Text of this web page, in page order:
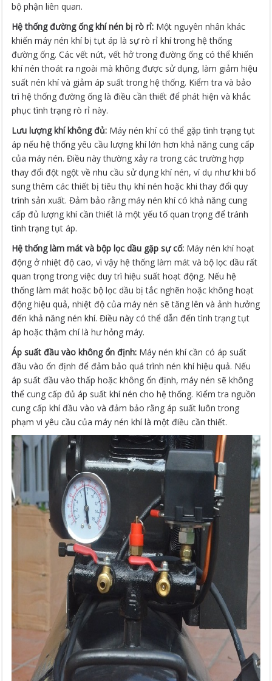
bộ phận liên quan.
Hệ thống đường ống khí nén bị rò rỉ: Một nguyên nhân khác
khiến máy nén khí bị tụt áp là sự rò rỉ khí trong hệ thống
đường ống. Các vết nứt, vết hở trong đường ống có thể khiến
khí nén thoát ra ngoài mà không được sử dụng, làm giảm hiệu
suất nén khí và giảm áp suất trong hệ thống. Kiểm tra và bảo
trì hệ thống đường ống là điều cần thiết để phát hiện và khắc
phục tình trạng rò rỉ này.
Lưu lượng khí không đủ: Máy nén khí có thể gặp tình trạng tụt
áp nếu hệ thống yêu cầu lượng khí lớn hơn khả năng cung cấp
của máy nén. Điều này thường xảy ra trong các trường hợp
thay đổi đột ngột về nhu cầu sử dụng khí nén, ví dụ như khi bổ
sung thêm các thiết bị tiêu thụ khí nén hoặc khi thay đổi quy
trình sản xuất. Đảm bảo rằng máy nén khí có khả năng cung
cấp đủ lượng khí cần thiết là một yếu tố quan trọng để tránh
tình trạng tụt áp.
Hệ thống làm mát và bộp lọc dầu gặp sự cố: Máy nén khí hoạt
động ở nhiệt độ cao, vì vậy hệ thống làm mát và bộ lọc dầu rất
quan trọng trong việc duy trì hiệu suất hoạt động. Nếu hệ
thống làm mát hoặc bộ lọc dầu bị tắc nghẽn hoặc không hoạt
động hiệu quả, nhiệt độ của máy nén sẽ tăng lên và ảnh hưởng
đến khả năng nén khí. Điều này có thể dẫn đến tình trạng tụt
áp hoặc thậm chí là hư hỏng máy.
Áp suất đầu vào không ổn định: Máy nén khí cần có áp suất
đầu vào ổn định để đảm bảo quá trình nén khí hiệu quả. Nếu
áp suất đầu vào thấp hoặc không ổn định, máy nén sẽ không
thể cung cấp đủ áp suất khí nén cho hệ thống. Kiểm tra nguồn
cung cấp khí đầu vào và đảm bảo rằng áp suất luôn trong
phạm vi yêu cầu của máy nén khí là một điều cần thiết.